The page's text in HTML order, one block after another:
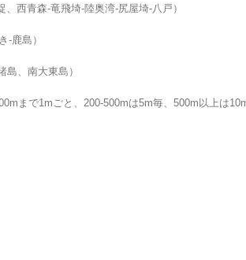
西青森-竜飛埼-陸奥湾-尻屋埼-八戸）
-鹿島）
、南大東島）
まで1mごと、200-500mは5m毎、500m以上は